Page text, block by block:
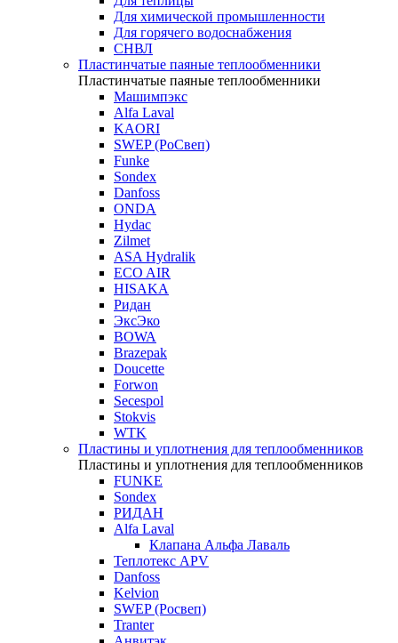
Для химической промышленности
Для горячего водоснабжения
СНВЛ
Пластинчатые паяные теплообменники
Пластинчатые паяные теплообменники
Машимпэкс
Alfa Laval
KAORI
SWEP (РоСвеп)
Funke
Sondex
Danfoss
ONDA
Hydac
Zilmet
ASA Hydralik
ECO AIR
HISAKA
Ридан
ЭксЭко
BOWA
Brazepak
Doucette
Forwon
Secespol
Stokvis
WTK
Пластины и уплотнения для теплообменников
Пластины и уплотнения для теплообменников
FUNKE
Sondex
РИДАН
Alfa Laval
Клапана Альфа Лаваль
Теплотекс APV
Danfoss
Kelvion
SWEP (Росвеп)
Tranter